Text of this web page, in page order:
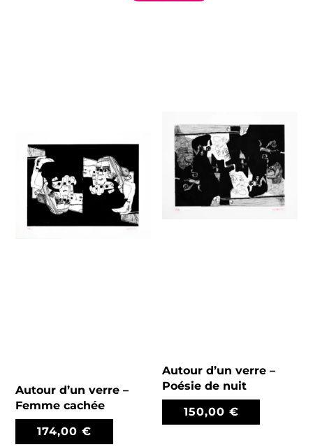
Autour d’un verre –
Femme cachée
174,00€
Autour d’un verre –
Poésie de nuit
150,00 €